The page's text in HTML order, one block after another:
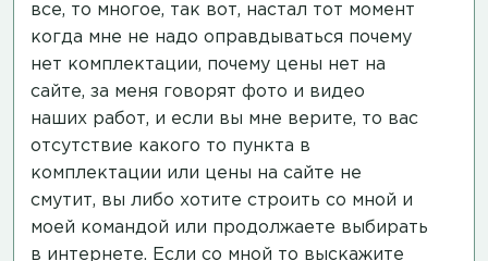
все, то многое, так вот, настал тот момент
когда мне не надо оправдываться почему
нет комплектации, почему цены нет на
сайте, за меня говорят фото и видео
наших работ, и если вы мне верите, то вас
отсутствие какого то пункта в
комплектации или цены на сайте не
смутит, вы либо хотите строить со мной и
моей командой или продолжаете выбирать
в интернете. Если со мной то выскажите